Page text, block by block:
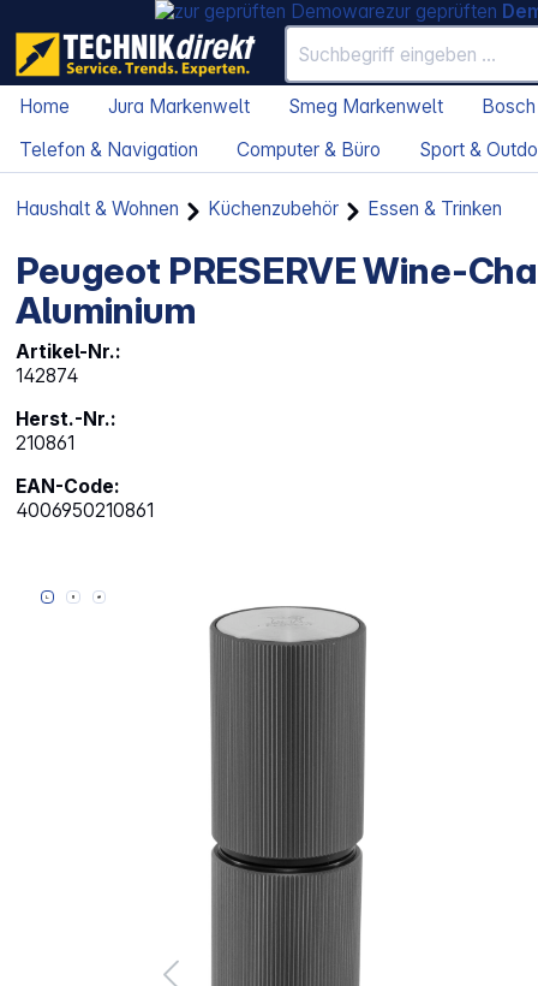
zur geprüften
Home Jura Markenwelt Smeg Markenwelt
Telefon & Navigation
Computer & Büro Sport &
Haushalt & Wohnen Küchenzubehör Essen & Trinken
Peugeot PRESERVE Wine-
Aluminium
Artikel-Nr.:
142874
Herst.-Nr.:
210861
EAN-Code:
4006950210861
Bildergalerie überspringen